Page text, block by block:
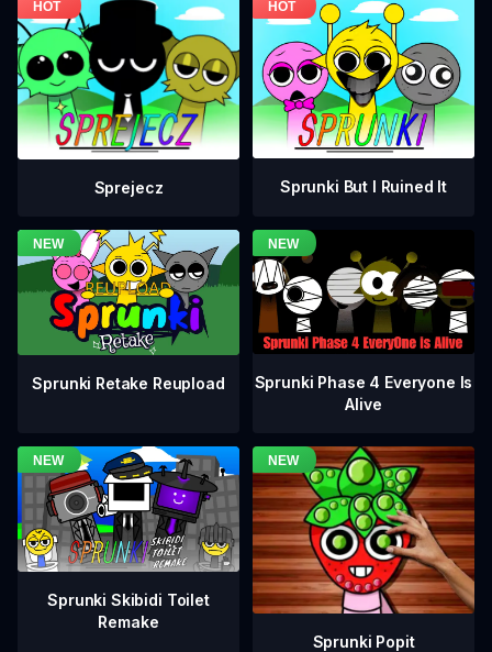
Sprejecz Sprunki But I Ruined It
Sprunki Retake Reupload
Sprunki Phase 4 Everyone Is
Alive
Sprunki Skibidi Toilet
Remake
Sprunki Popit